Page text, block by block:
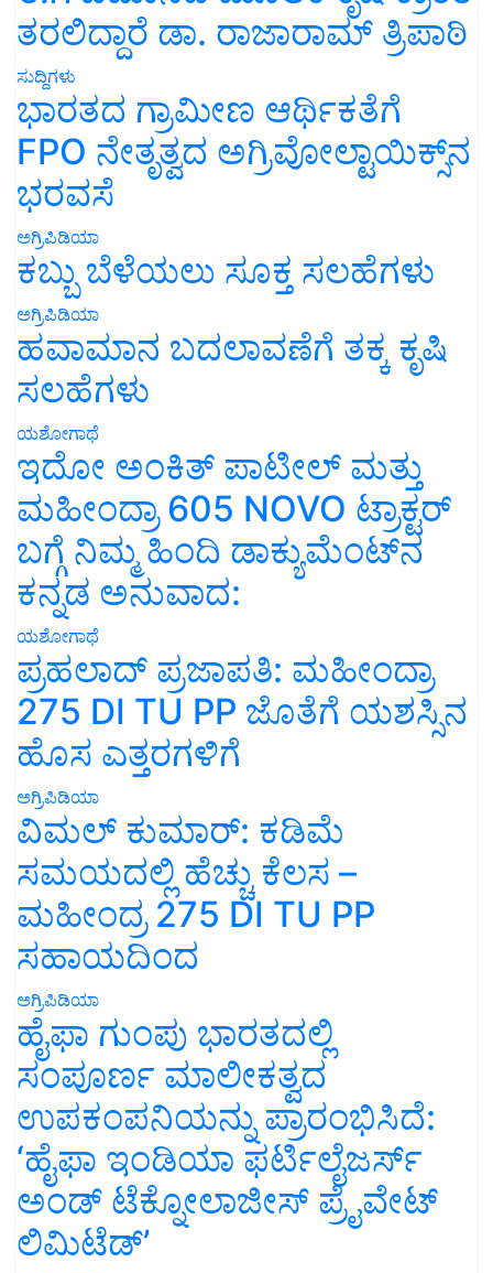
ತರಲಿದ್ದಾರೆ ಡಾ. ರಾಜಾರಾಮ್ ತ್ರಿಪಾಠಿ
ಸುದ್ದಿಗಳು
ಭಾರತದ ಗ್ರಾಮೀಣ ಆರ್ಥಿಕತೆಗೆ
FPO ನೇತೃತ್ವದ ಅಗ್ರಿವೋಲ್ಟಾಯಿಕ್ಸ್‌ನ
ಭರವಸೆ
ಅಗ್ರಿಪಿಡಿಯಾ
ಕಬ್ಬು ಬೆಳೆಯಲು ಸೂಕ್ತ ಸಲಹೆಗಳು
ಅಗ್ರಿಪಿಡಿಯಾ
ಹವಾಮಾನ ಬದಲಾವಣೆಗೆ ತಕ್ಕ ಕೃಷಿ
ಸಲಹೆಗಳು
ಯಶೋಗಾಥೆ
ಇದೋ ಅಂಕಿತ್ ಪಾಟೀಲ್ ಮತ್ತು
ಮಹೀಂದ್ರಾ 605 NOVO ಟ್ರಾಕ್ಟರ್
ಬಗ್ಗೆ ನಿಮ್ಮ ಹಿಂದಿ ಡಾಕ್ಯುಮೆಂಟ್‌ನ
ಕನ್ನಡ ಅನುವಾದ:
ಯಶೋಗಾಥೆ
ಪ್ರಹಲಾದ್ ಪ್ರಜಾಪತಿ: ಮಹೀಂದ್ರಾ
275 DI TU PP ಜೊತೆಗೆ ಯಶಸ್ಸಿನ
ಹೊಸ ಎತ್ತರಗಳಿಗೆ
ಅಗ್ರಿಪಿಡಿಯಾ
ವಿಮಲ್ ಕುಮಾರ್: ಕಡಿಮೆ
ಸಮಯದಲ್ಲಿ ಹೆಚ್ಚು ಕೆಲಸ –
ಮಹೀಂದ್ರ 275 DI TU PP
ಸಹಾಯದಿಂದ
ಅಗ್ರಿಪಿಡಿಯಾ
ಹೈಫಾ ಗುಂಪು ಭಾರತದಲ್ಲಿ
ಸಂಪೂರ್ಣ ಮಾಲೀಕತ್ವದ
ಉಪಕಂಪನಿಯನ್ನು ಪ್ರಾರಂಭಿಸಿದೆ:
‘ಹೈಫಾ ಇಂಡಿಯಾ ಫರ್ಟಿಲೈಜರ್ಸ್
ಅಂಡ್ ಟೆಕ್ನೋಲಾಜೀಸ್ ಪ್ರೈವೇಟ್
ಲಿಮಿಟೆಡ್’